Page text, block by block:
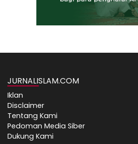
JURNALISLAM.COM
Iklan
Disclaimer
Tentang Kami
Pedoman Media Siber
Dukung Kami